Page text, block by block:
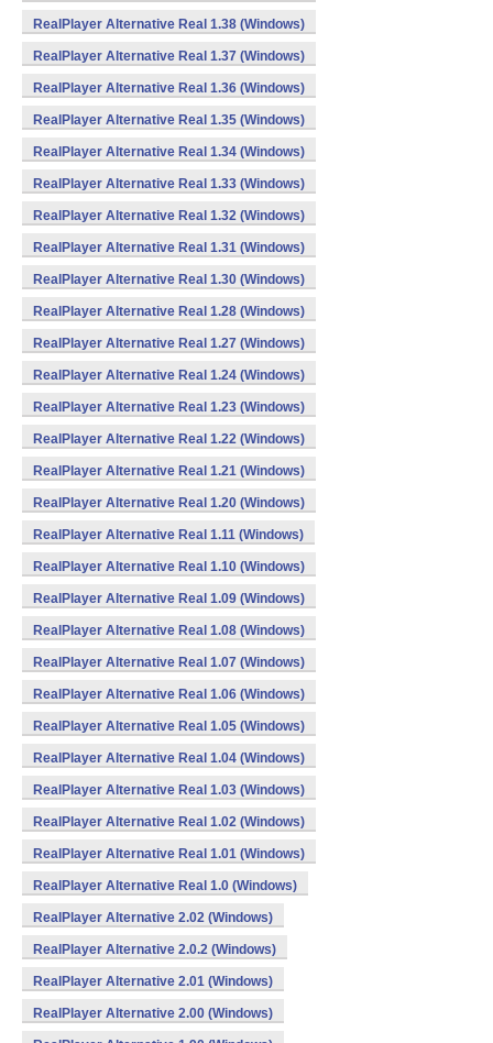
RealPlayer Alternative Real 1.38 (Windows)
RealPlayer Alternative Real 1.37 (Windows)
RealPlayer Alternative Real 1.36 (Windows)
RealPlayer Alternative Real 1.35 (Windows)
RealPlayer Alternative Real 1.34 (Windows)
RealPlayer Alternative Real 1.33 (Windows)
RealPlayer Alternative Real 1.32 (Windows)
RealPlayer Alternative Real 1.31 (Windows)
RealPlayer Alternative Real 1.30 (Windows)
RealPlayer Alternative Real 1.28 (Windows)
RealPlayer Alternative Real 1.27 (Windows)
RealPlayer Alternative Real 1.24 (Windows)
RealPlayer Alternative Real 1.23 (Windows)
RealPlayer Alternative Real 1.22 (Windows)
RealPlayer Alternative Real 1.21 (Windows)
RealPlayer Alternative Real 1.20 (Windows)
RealPlayer Alternative Real 1.11 (Windows)
RealPlayer Alternative Real 1.10 (Windows)
RealPlayer Alternative Real 1.09 (Windows)
RealPlayer Alternative Real 1.08 (Windows)
RealPlayer Alternative Real 1.07 (Windows)
RealPlayer Alternative Real 1.06 (Windows)
RealPlayer Alternative Real 1.05 (Windows)
RealPlayer Alternative Real 1.04 (Windows)
RealPlayer Alternative Real 1.03 (Windows)
RealPlayer Alternative Real 1.02 (Windows)
RealPlayer Alternative Real 1.01 (Windows)
RealPlayer Alternative Real 1.0 (Windows)
RealPlayer Alternative 2.02 (Windows)
RealPlayer Alternative 2.0.2 (Windows)
RealPlayer Alternative 2.01 (Windows)
RealPlayer Alternative 2.00 (Windows)